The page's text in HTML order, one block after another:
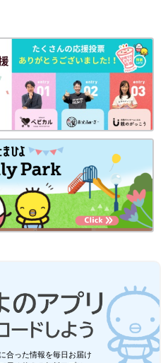
あり、現在と異なる場合があり
合った情報を毎日お届け